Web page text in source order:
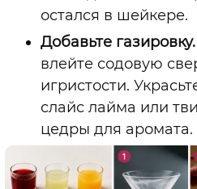
остался в шейкере.
Добавьте газировку.
влейте содовую
игристости.
слайс лайма или
цедры для аромата.